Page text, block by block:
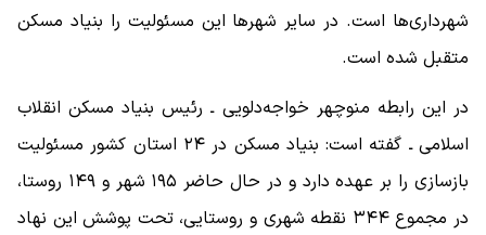
شهرداری‌ها است. در سایر شهرها این مسئولیت را بنیاد مسکن
متقبل شده است.
در این رابطه منوچهر خواجه‌دلویی ـ رئیس بنیاد مسکن انقلاب
اسلامی ـ گفته است: بنیاد مسکن در ۲۴ استان کشور مسئولیت
بازسازی را بر عهده دارد و در حال حاضر ۱۹۵ شهر و ۱۴۹ روستا،
در مجموع ۳۴۴ نقطه شهری و روستایی، تحت پوشش این نهاد